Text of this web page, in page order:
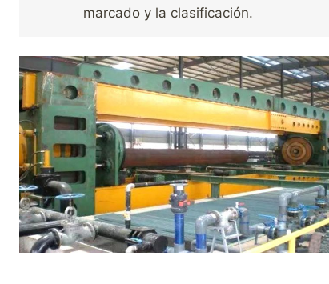
marcado y la clasificación.